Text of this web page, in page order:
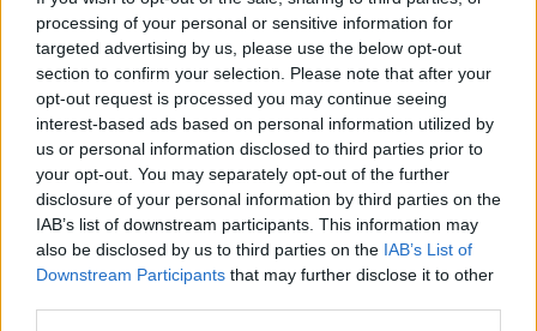
processing of your personal or sensitive information for
targeted advertising by us, please use the below opt-out
section to confirm your selection. Please note that after your
opt-out request is processed you may continue seeing
interest-based ads based on personal information utilized by
us or personal information disclosed to third parties prior to
your opt-out. You may separately opt-out of the further
disclosure of your personal information by third parties on the
IAB’s list of downstream participants. This information may
also be disclosed by us to third parties on the IAB’s List of
Downstream Participants that may further disclose it to other
Bizottság június 10-i közgyűlésén úgy döntött, hogy
támogatja a 2024-es olimpia és paralimpia pályázati
szándéknyilatkozatának benyújtását, és ennek
támogatását javasolta a Fővárosi Közgyűlésnek is. A
hatástanulmány alapján az olimpia megrendezése 2984...
KEDVES OLVASÓNK!
A keresett cikk a portfolio.hu hírarchívumához
tartozik, melynek olvasása előfizetéses
regisztrációhoz kötött.